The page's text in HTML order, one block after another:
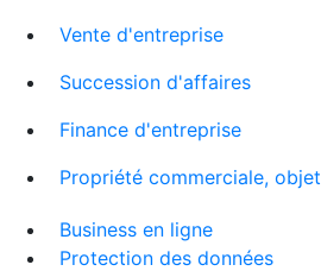
Vente d'entreprise
Succession d'affaires
Finance d'entreprise
Propriété commerciale, objet
Business en ligne
Protection des données